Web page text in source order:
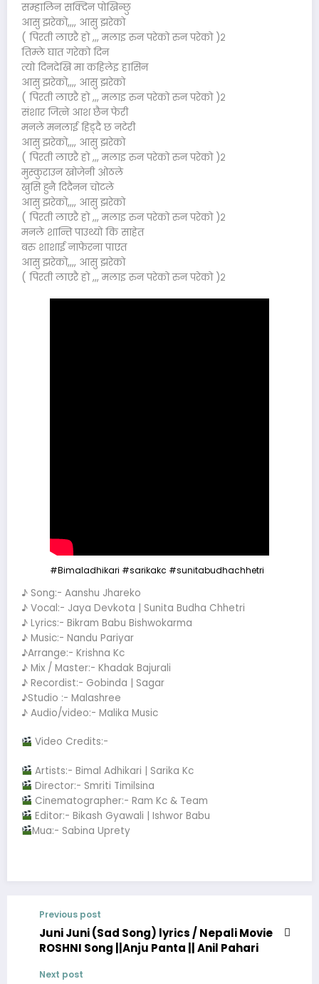
सम्हालिन सक्दिन पोखिन्छु
आसु झरेको,,,, आसु झरेको
( पिरती लाएरै हो ,,, मलाइ रुन परेको रुन परेको )२
तिम्ले घात गरेको दिन
त्यो दिनदेखि मा कहिलेइ हासिन
आसु झरेको,,,, आसु झरेको
( पिरती लाएरै हो ,,, मलाइ रुन परेको रुन परेको )२
संशार जित्ने आश छैन फेरी
मनले मनलाई हिड्दै छ नटेरी
आसु झरेको,,,, आसु झरेको
( पिरती लाएरै हो ,,, मलाइ रुन परेको रुन परेको )२
मुस्कुराउन खोजेनी ओठले
खुसि हुनै दिदैनन चोटले
आसु झरेको,,,, आसु झरेको
( पिरती लाएरै हो ,,, मलाइ रुन परेको रुन परेको )२
मनले शान्ति पाउथ्यो कि साहेत
बरु शाशाई नाफेरना पाएत
आसु झरेको,,,, आसु झरेको
( पिरती लाएरै हो ,,, मलाइ रुन परेको रुन परेको )२
#Bimaladhikari #sarikakc #sunitabudhachhetri
♪ Song:- Aanshu Jhareko
♪ Vocal:- Jaya Devkota | Sunita Budha Chhetri
♪ Lyrics:- Bikram Babu Bishwokarma
♪ Music:- Nandu Pariyar
♪Arrange:- Krishna Kc
♪ Mix / Master:- Khadak Bajurali
♪ Recordist:- Gobinda | Sagar
♪Studio :- Malashree
♪ Audio/video:- Malika Music
Video Credits:-
Artists:- Bimal Adhikari | Sarika Kc
Director:- Smriti Timilsina
Cinematographer:- Ram Kc & Team
Editor:- Bikash Gyawali | Ishwor Babu
Mua:- Sabina Uprety
Previous post
Juni Juni (Sad Song) lyrics / Nepali Movie
ROSHNI Song ||Anju Panta || Anil Pahari
Next post